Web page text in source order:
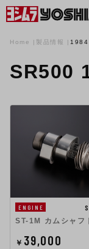
Home 製品情報 1984
SR500
ENGINE
ST-1M カムシャフ
￥ 39,000